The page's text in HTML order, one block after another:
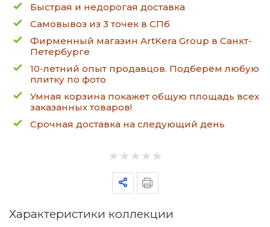
Быстрая и недорогая доставка
Самовывоз из 3 точек в СПб
Фирменный магазин ArtKera Group в Санкт-
Петербурге
10-летний опыт продавцов. Подберём любую
плитку по фото
Умная корзина покажет общую площадь всех
заказанных товаров!
Срочная доставка на следующий день
Характеристики коллекции